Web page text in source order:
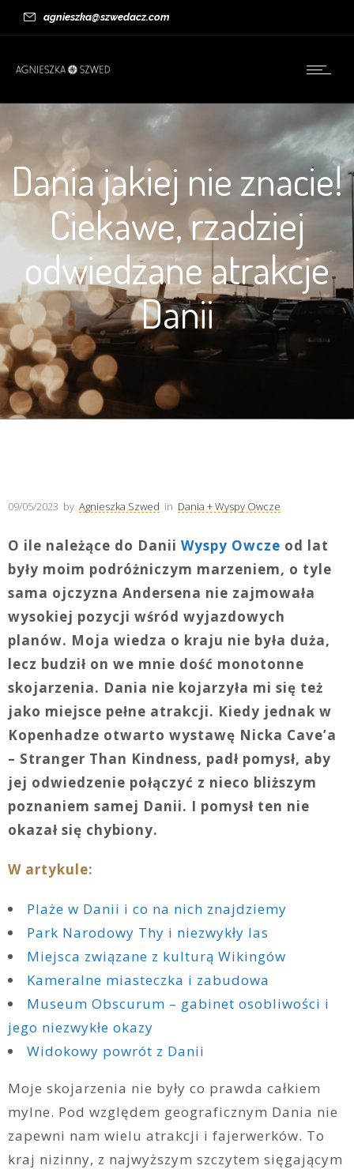
agnieszka@szwedacz.com
Dania jakiej nie znacie!
Ciekawe, rzadziej
odwiedzane atrakcje
Danii
09/05/2023 by Agnieszka Szwed in Dania + Wyspy Owcze
O ile należące do Danii Wyspy Owcze od lat
były moim podróżniczym marzeniem, o tyle
sama ojczyzna Andersena nie zajmowała
wysokiej pozycji wśród wyjazdowych
planów. Moja wiedza o kraju nie była duża,
lecz budził on we mnie dość monotonne
skojarzenia. Dania nie kojarzyła mi się też
jako miejsce pełne atrakcji. Kiedy jednak w
Kopenhadze otwarto wystawę Nicka Cave’a
– Stranger Than Kindness, padł pomysł, aby
jej odwiedzenie połączyć z nieco bliższym
poznaniem samej Danii. I pomysł ten nie
okazał się chybiony.
W artykule:
Plaże w Danii i co na nich znajdziemy
Park Narodowy Thy i niezwykły las
Miejsca związane z kulturą Wikingów
Kameralne miasteczka i zabudowa
Museum Obscurum – gabinet osobliwości i
jego niezwykłe okazy
Widokowy powrót z Danii
Moje skojarzenia nie były co prawda całkiem
mylne. Pod względem geograficznym Dania nie
zapewni nam wielu atrakcji i fajerwerków. To
kraj nizinny, z najwyższym szczytem sięgającym